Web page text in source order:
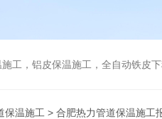
工，铝皮保温施工，全自动铁皮
保温施工 > 合肥热力管道保温施工